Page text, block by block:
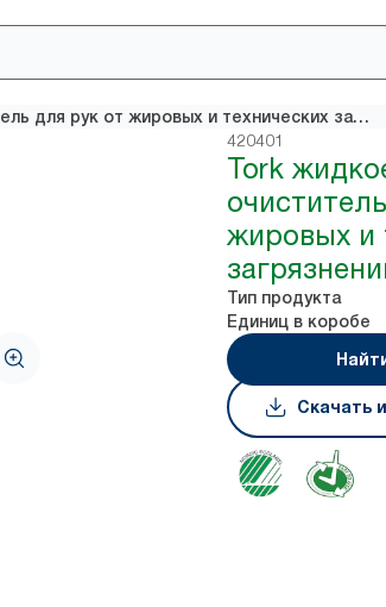
Tork жидкое мыло-очиститель для рук от жировых и технических загрязнений
420401
Tork
жировых и
Тип продукта
Единиц в коробе
Скачать